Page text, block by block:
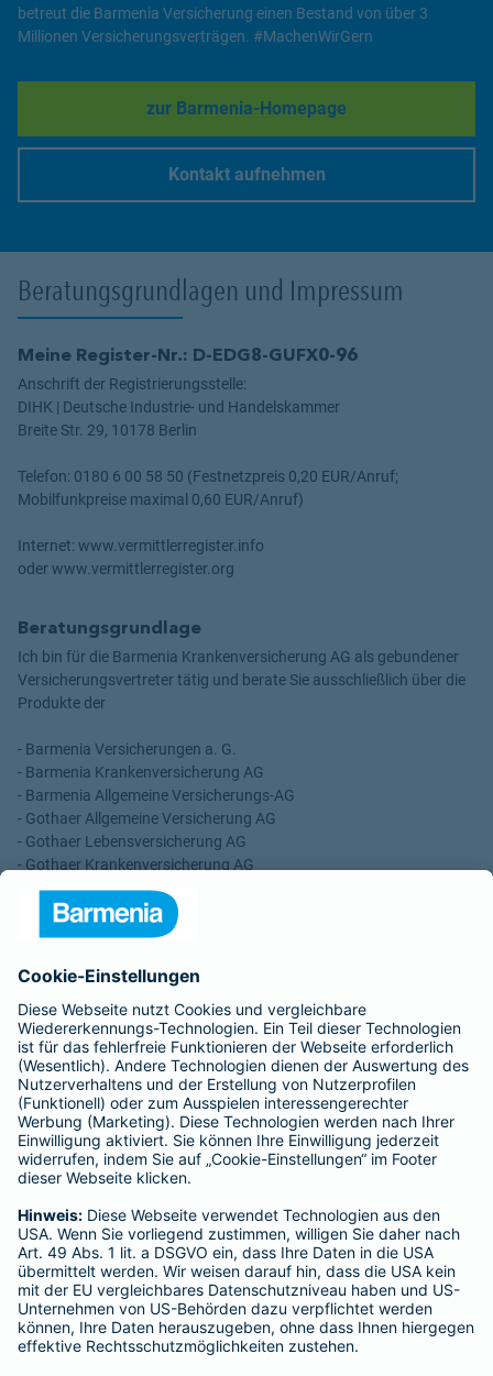
betreut die Barmenia Versicherung einen Bestand von über 3
Millionen Versicherungsverträgen. #MachenWirGern
zur Barmenia-Homepage
Link Opens in New Tab
Kontakt aufnehmen
Beratungsgrundlagen und Impressum
Meine Register-Nr.: D-EDG8-GUFX0-96
Anschrift der Registrierungsstelle:
DIHK | Deutsche Industrie- und Handelskammer
Breite Str. 29, 10178 Berlin
Telefon: 0180 6 00 58 50 (Festnetzpreis 0,20 EUR/Anruf;
Mobilfunkpreise maximal 0,60 EUR/Anruf)
Internet: www.vermittlerregister.info
oder www.vermittlerregister.org
Beratungsgrundlage
Ich bin für die Barmenia Krankenversicherung AG als gebundener
Versicherungsvertreter tätig und berate Sie ausschließlich über die
Produkte der
- Barmenia Versicherungen a. G.
- Barmenia Krankenversicherung AG
- Barmenia Allgemeine Versicherungs-AG
- Gothaer Allgemeine Versicherung AG
- Gothaer Lebensversicherung AG
- Gothaer Krankenversicherung AG
- ROLAND Rechtsschutz-Versicherungs-AG
- ROLAND Schutzbrief-Versicherung AG
Vergütungen, die in der zu entrichtenden Versicherungsprämie
enthalten sind.
Schlichtungsstellen
Für Lebens- und Sachversicherungen:
Verein Versicherungsombudsmann eV,
Postfach 080632, 10006 Berlin
Für private Krankenversicherungen:
Ombudsmann für private Kranken- / Pflege-Versicherungen,
Postfach 060222, 10052 Berlin
Impressum
Barmenia Versicherung - Aylin Sodhi
Im Stockborn 17